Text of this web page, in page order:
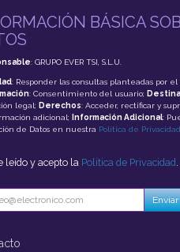
BÁSICA
: GRUPO EVER TSI, S.L.U.
: Responder las consultas planteadas por
: Consentimiento del usuario;
legal; Derechos: Acceder, rectificar y
adicional;
Información Adicional:
de Datos en nuestra Política de Privacidad
leído y acepto la Política de Privacidad .
Enviar